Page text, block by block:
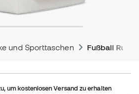
und Sporttaschen Fußball
um kostenlosen Versand zu erhalten